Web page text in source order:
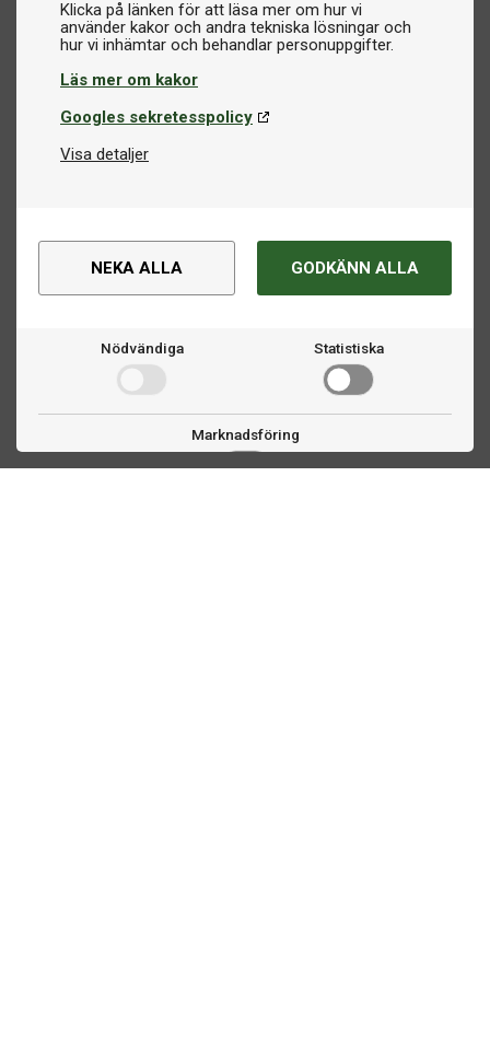
Klicka på länken för att läsa mer om hur vi
använder kakor och andra tekniska lösningar och
Läs mer om kakor
Googles sekretesspolicy
Visa detaljer
NEKA ALLA GODKÄNN ALLA
Nödvändiga Statistiska
Marknadsföring